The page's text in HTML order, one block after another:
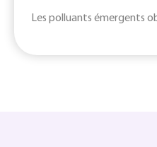
Les polluants émergents